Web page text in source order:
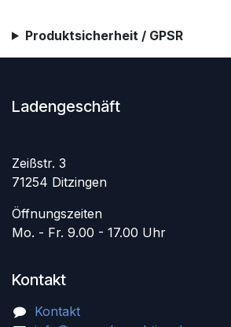
Produktsicherheit / GPSR
Ladengeschäft
Zeißstr. 3
71254 Ditzingen
Öffnungszeiten
Mo. - Fr. 9.00 - 17.00 Uhr
Kontakt
Kontakt